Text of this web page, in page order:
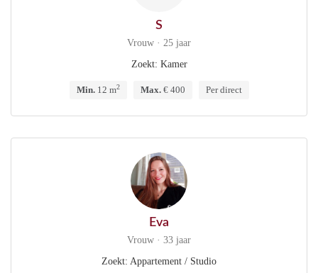
S
Vrouw · 25 jaar
Zoekt: Kamer
Min.12 m2 Max.€ 400 Per direct
Eva
Vrouw · 33 jaar
Zoekt: Appartement / Studio